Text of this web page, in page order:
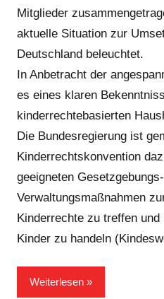
Mitglieder
aktuelle Situation zur
Deutschland beleuchtet.
In Anbetracht der
es eines klaren
kinderrechtebasierten
Die Bundesregierung ist
Kinderrechtskonvention
geeigneten
Verwaltungsmaßnahmen
Kinderrechte zu treffen
Kinder zu handeln
Weiterlesen